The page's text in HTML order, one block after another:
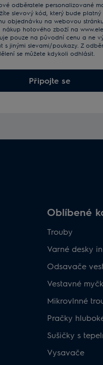
odběratele personalizované
slevový kód, který bude
objednávku na webovou
hotového zboží na
pouze na původní cenu a ne
s jinými slevami/poukazy. Z
se můžete kdykoli odhlásit.
Připojte se
Oblíbené
Trouby
Varné desky
Odsavače
Vestavné
Mikrovlnné
Pračky
Sušičky s
Vysavače